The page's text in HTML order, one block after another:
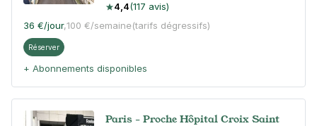
4,4(117 avis)
36 €/jour,100 €/semaine(tarifs dégressifs)
Réserver
+ Abonnements disponibles
Paris - Proche Hôpital Croix Saint